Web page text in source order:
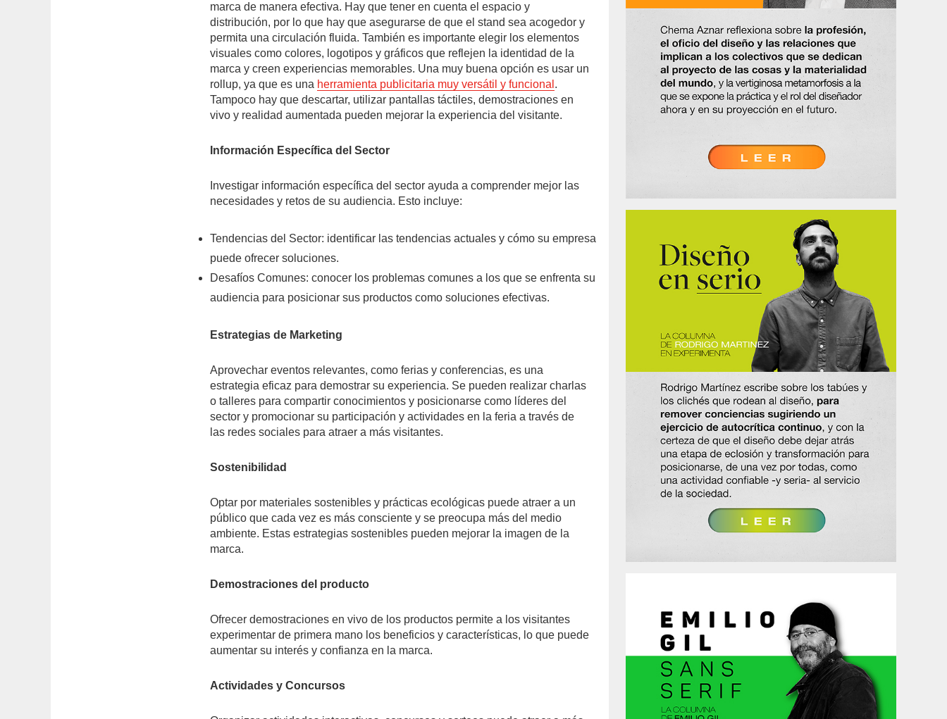
marca de manera efectiva. Hay que tener en cuenta el espacio y
distribución, por lo que hay que asegurarse de que el stand sea acogedor y
permita una circulación fluida. También es importante elegir los elementos
visuales como colores, logotipos y gráficos que reflejen la identidad de la
marca y creen experiencias memorables. Una muy buena opción es usar un
rollup, ya que es una herramienta publicitaria muy versátil y funcional .
Tampoco hay que descartar, utilizar pantallas táctiles, demostraciones en
vivo y realidad aumentada pueden mejorar la experiencia del visitante.
Información Específica del Sector
Investigar información específica del sector ayuda a comprender mejor las
necesidades y retos de su audiencia. Esto incluye:
Tendencias del Sector: identificar las tendencias actuales y cómo su empresa
puede ofrecer soluciones.
Desafíos Comunes: conocer los problemas comunes a los que se enfrenta su
audiencia para posicionar sus productos como soluciones efectivas.
Estrategias de Marketing
Aprovechar eventos relevantes, como ferias y conferencias, es una
estrategia eficaz para demostrar su experiencia. Se pueden realizar charlas
o talleres para compartir conocimientos y posicionarse como líderes del
sector y promocionar su participación y actividades en la feria a través de
las redes sociales para atraer a más visitantes.
Sostenibilidad
Optar por materiales sostenibles y prácticas ecológicas puede atraer a un
público que cada vez es más consciente y se preocupa más del medio
ambiente. Estas estrategias sostenibles pueden mejorar la imagen de la
marca.
Demostraciones del producto
Ofrecer demostraciones en vivo de los productos permite a los visitantes
experimentar de primera mano los beneficios y características, lo que puede
aumentar su interés y confianza en la marca.
Actividades y Concursos